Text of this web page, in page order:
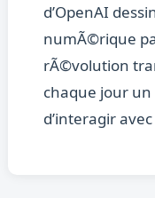
d’OpenAI
numÃ©rique
rÃ©volution
chaque jour
d’interagir